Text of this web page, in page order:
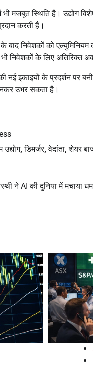
भी मजबूत स्थिति है। उद्योग
करती हैं।
के बाद निवेशकों को
निवेशकों के लिए अतिरिक्त
नई इकाइयों के प्रदर्शन पर
उभर सकता है।
उद्योग,डिमर्जर,वेदांता,शेयर
ने AI की दुनिया में मचाया